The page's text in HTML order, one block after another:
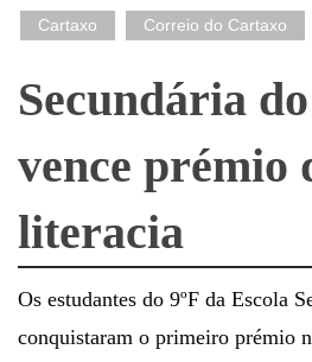
Cartaxo Correio do Cartaxo
Secundária
vence prémio
literacia
Os estudantes do 9ºF da Escola
conquistaram o primeiro prémio